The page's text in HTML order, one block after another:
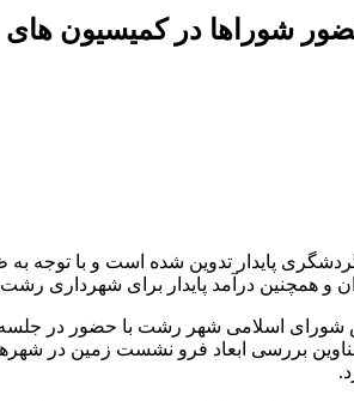
شوراها در کمیسیون های
پایدار تدوین شده است و با توجه
و همچنین درآمد پایدار برای شهرداری
شورای اسلامی شهر رشت با حضور در
بررسی ابعاد فرو نشست زمین در